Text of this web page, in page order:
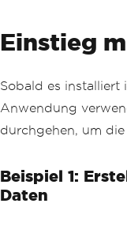
Einstieg
Sobald es installiert
Anwendung
durchgehen, um
Beispiel 1:
Daten